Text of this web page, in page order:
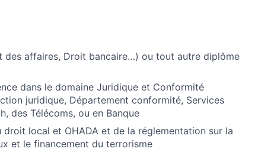
des affaires, Droit bancaire…) ou tout autre diplôme
dans le domaine Juridique et Conformité
juridique, Département conformité, Services
des Télécoms, ou en Banque
droit local et OHADA et de la réglementation sur la
et le financement du terrorisme